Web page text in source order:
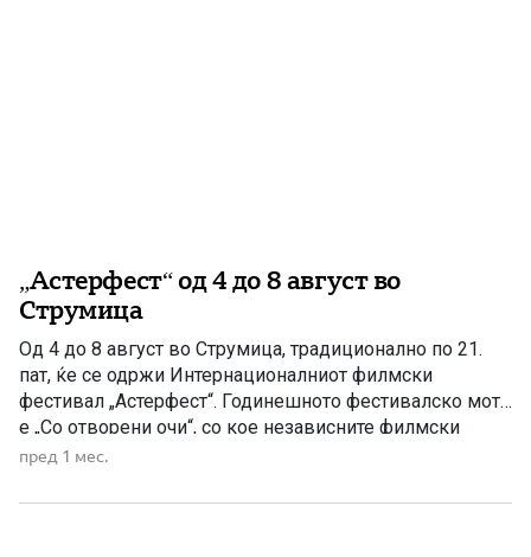
„Астерфест“ од 4 до 8 август во
Струмица
Од 4 до 8 август во Струмица, традиционално по 21.
пат, ќе се одржи Интернационалниот филмски
фестивал „Астерфест“. Годинешното фестивалско мото
е „Со отворени очи“, со кое независните филмски
автори симболично ја повикуваат публиката да го
приказни од различни краишта на светот. Фестивалот,
пред 1 мес.